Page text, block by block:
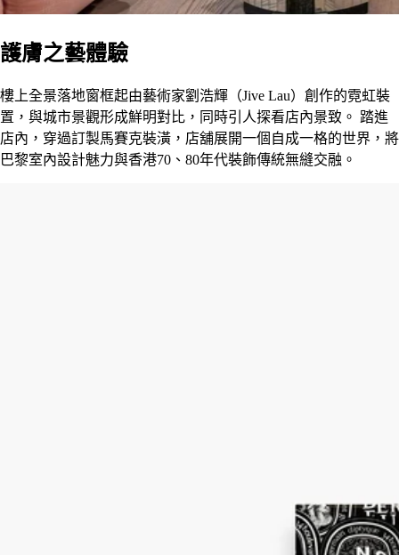
護膚之藝體驗
樓上全景落地窗框起由藝術家劉浩輝（Jive Lau）創作的霓虹裝
置，與城市景觀形成鮮明對比，同時引人探看店內景致。 踏進
店內，穿過訂製馬賽克裝潢，店舖展開一個自成一格的世界，將
巴黎室內設計魅力與香港70、80年代裝飾傳統無縫交融。